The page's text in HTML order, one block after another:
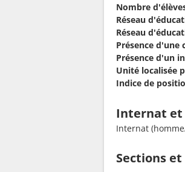
Nombre
Réseau
Réseau
Présence d'une
Présence d'un
Unité localisée
Indice de
Internat et
Internat
Sections